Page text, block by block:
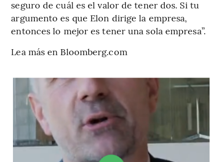
seguro de cuál es el valor de tener dos. Si tu
argumento es que Elon dirige la empresa,
entonces lo mejor es tener una sola empresa”.
Lea más en Bloomberg.com